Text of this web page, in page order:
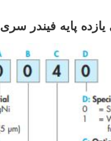
پایه فیندر سری 55.33